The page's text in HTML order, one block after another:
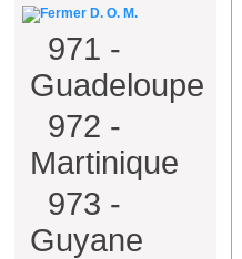
D. O. M.
971 -
Guadeloupe
972 -
Martinique
973 -
Guyane